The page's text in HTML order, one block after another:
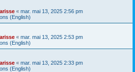
« mar. mai 13, 2025 2:56 pm
(English)
« mar. mai 13, 2025 2:53 pm
(English)
« mar. mai 13, 2025 2:33 pm
(English)